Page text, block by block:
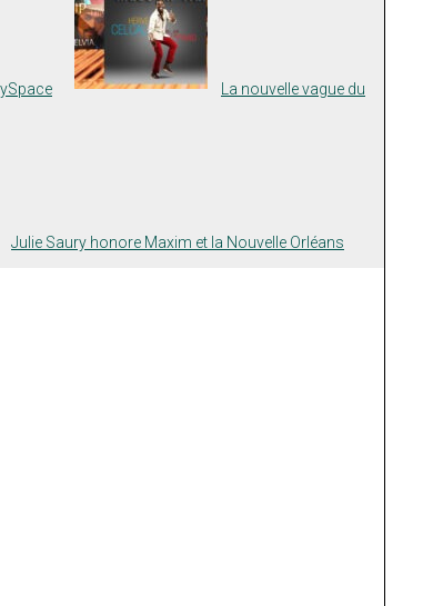
La nouvelle vague du
Julie Saury honore Maxim et la Nouvelle Orléans